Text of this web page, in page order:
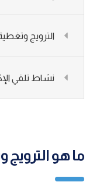
الترويج
نشاط تلقي
ما هو الترويج